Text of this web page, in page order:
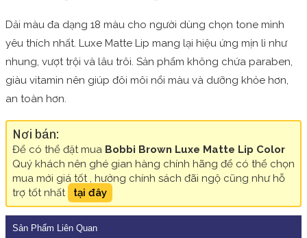
Dải màu đa dạng 18 màu cho người dùng chọn tone mình
yêu thích nhất. Luxe Matte Lip mang lại hiệu ứng mịn lì như
nhung, vượt trội và lâu trôi. Sản phẩm không chứa paraben,
giàu vitamin nên giúp đôi môi nổi màu và dưỡng khỏe hơn,
an toàn hơn.
Nơi bán:
Để có thể đặt mua Bobbi Brown Luxe Matte Lip Color
Quý khách nên ghé gian hàng chính hãng để có thể chọn
mua mới giá tốt , hưởng chính sách đãi ngộ cũng như hỗ
trợ tốt nhất
tại đây
Sản Phẩm Liên Quan